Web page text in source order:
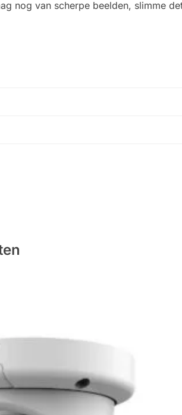
nog van scherpe beelden, slimme